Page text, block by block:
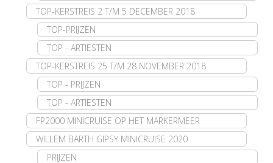
TOP-KERSTREIS 2 T/M 5 DECEMBER 2018
TOP-PRIJZEN
TOP - ARTIESTEN
TOP-KERSTREIS 25 T/M 28 NOVEMBER 2018
TOP - PRIJZEN
TOP - ARTIESTEN
FP2000 MINICRUISE OP HET MARKERMEER
WILLEM BARTH GIPSY MINICRUISE 2020
PRIJZEN